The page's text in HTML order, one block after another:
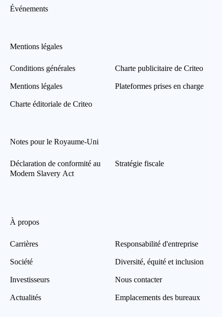
Événements
Mentions légales
Conditions générales
Mentions légales
Charte éditoriale de Criteo
Charte publicitaire de Criteo
Plateformes prises en charge
Notes pour le Royaume-Uni
Déclaration de conformité au
Modern Slavery Act
Stratégie fiscale
À propos
Carrières
Société
Investisseurs
Actualités
Responsabilité d'entreprise
Diversité, équité et inclusion
Nous contacter
Emplacements des bureaux